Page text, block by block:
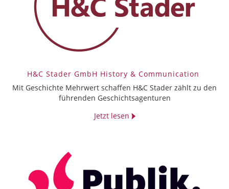
H&C Stader GmbH History & Communication
Mit Geschichte Mehrwert schaffen H&C Stader zählt zu den
führenden Geschichtsagenturen
Jetzt lesen